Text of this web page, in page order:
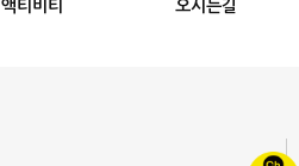
액티비티 오시는길